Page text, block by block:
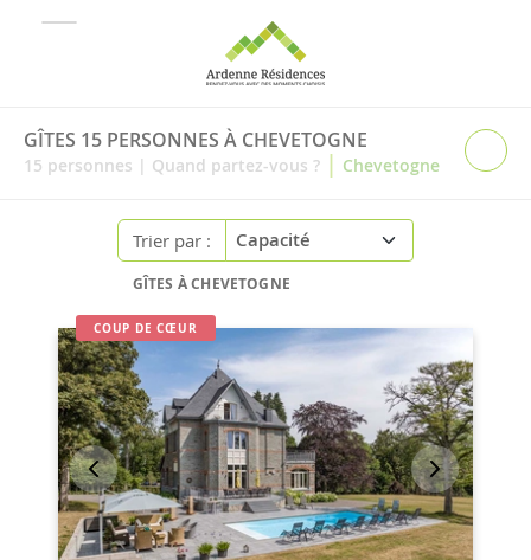
GÎTES 15 PERSONNES À CHEVETOGNE
15 personnes | Quand partez-vous ? | Chevetogne
Trier par :
GÎTES À CHEVETOGNE